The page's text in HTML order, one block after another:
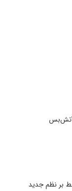
آتش‌بس
بر نظم جدید